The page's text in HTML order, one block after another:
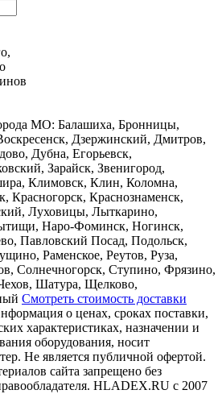
МО: Балашиха, Бронницы,
Дзержинский, Дмитров,
Дубна, Егорьевск,
Зарайск, Звенигород,
Климовск, Клин, Коломна,
Красногорск, Краснознаменск,
Луховицы, Лыткарино,
Наро-Фоминск, Ногинск,
Павловский Посад, Подольск,
Раменское, Реутов, Руза,
Солнечногорск, Ступино, Фрязино,
Шатура, Щелково,
Смотреть стоимость доставки
о ценах, сроках поставки,
характеристиках, назначении и
оборудования, носит
Не является публичной офертой.
сайта запрещено без
HLADEX.RU c 2007